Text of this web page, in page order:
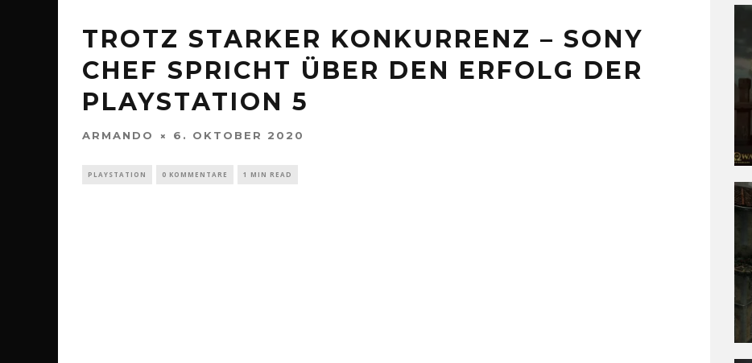
TROTZ STARKER KONKURRENZ – SONY
CHEF SPRICHT ÜBER DEN ERFOLG DER
PLAYSTATION 5
ARMANDO 6. OKTOBER 2020
PLAYSTATION 0 KOMMENTARE 1 MIN READ